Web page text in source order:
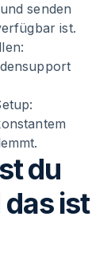
senden
ist.
du
ist